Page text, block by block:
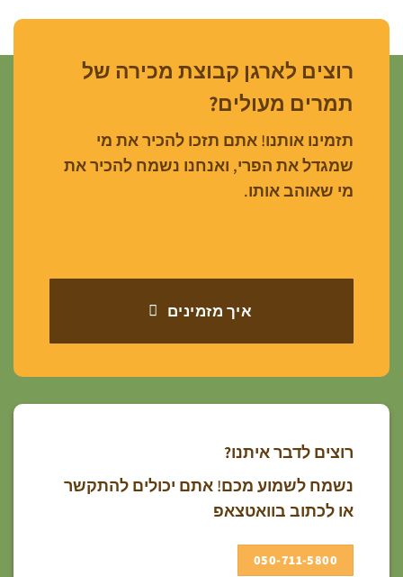
רוצים לארגן קבוצת מכירה של
תמרים מעולים?
תזמינו אותנו! אתם תזכו להכיר את מי
שמגדל את הפרי, ואנחנו נשמח להכיר את
מי שאוהב אותו.
איך מזמינים
רוצים לדבר איתנו?
נשמח לשמוע מכם! אתם יכולים להתקשר
או לכתוב בוואטצאפ
050-711-5800